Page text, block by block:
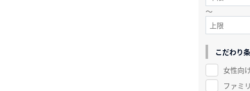
～
こだわり
女性向
ファミ